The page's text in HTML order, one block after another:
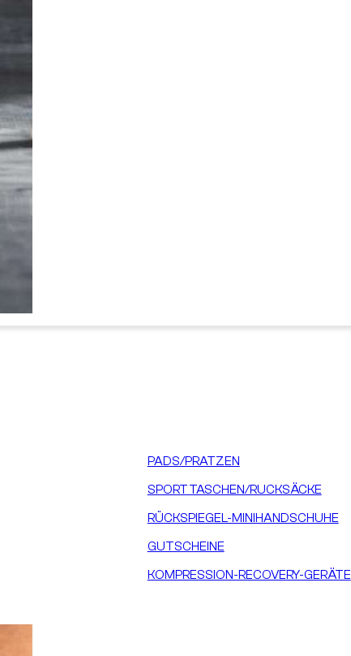
PADS/PRATZEN
SPORTTASCHEN/RUCKSÄCKE
RÜCKSPIEGEL-MINIHANDSCHUHE
GUTSCHEINE
KOMPRESSION-RECOVERY-GERÄTE